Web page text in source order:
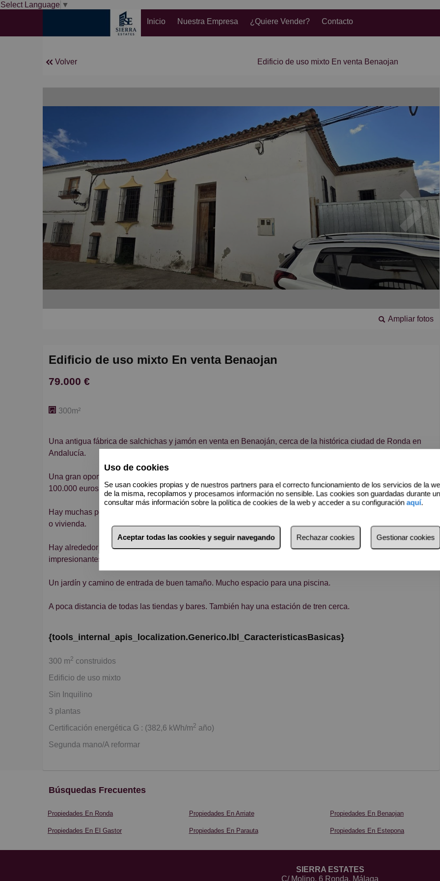
Select Language ▼
Inicio
Nuestra Empresa ¿Quiere Vender? Contacto
Volver Edificio de uso mixto En venta Benaojan
Ampliar fotos
Edificio de uso mixto En venta Benaojan
79.000 €
300m²
Una antigua fábrica de salchichas y jamón en venta en Benaoján, cerca de la histórica ciudad de Ronda en
Andalucía.
Una gran oportunidad para comprar un proyecto sin terminar. El propietario actual ya ha gastado más de
100.000 euros en la construcción y el trabajo estructural.
Hay muchas posibilidades aquí, tal vez convertirlo en una gran casa de huéspedes, bar, cafetería, restaurante
o vivienda.
Hay alrededor de 300 metros cuadrados de tamaño de construcción y una gran terraza en la azotea con
impresionantes vistas panorámicas.
Un jardín y camino de entrada de buen tamaño. Mucho espacio para una piscina.
A poca distancia de todas las tiendas y bares. También hay una estación de tren cerca.
{tools_internal_apis_localization.Generico.lbl_CaracteristicasBasicas}
300 m2 construidos
Edificio de uso mixto
Sin Inquilino
3 plantas
Certificación energética G : (382,6 kWh/m2 año)
Segunda mano/A reformar
Búsquedas Frecuentes
Propiedades En Ronda Propiedades En Arriate Propiedades En Benaojan
Propiedades En El Gastor Propiedades En Parauta Propiedades En Estepona
SIERRA ESTATES
C/ Molino, 6 Ronda, Málaga
Uso de cookies
Se usan cookies propias y de nuestros partners para el correcto funcionamiento de los servicios de la
de la misma, recopilamos y procesamos información no sensible. Las cookies son guardadas durante
consultar más información sobre la política de cookies de la web y acceder a su configuraciónaquí.
Aceptar todas las cookies y seguir navegando Rechazar cookies Gestionar cookies